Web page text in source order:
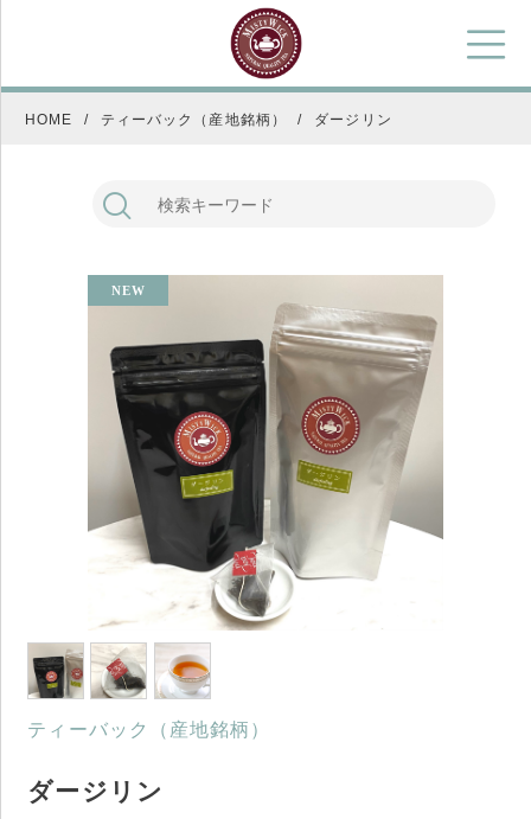
HOME ティーバック（産地銘柄） ダージリン
ティーバック（産地銘柄）
ダージリン